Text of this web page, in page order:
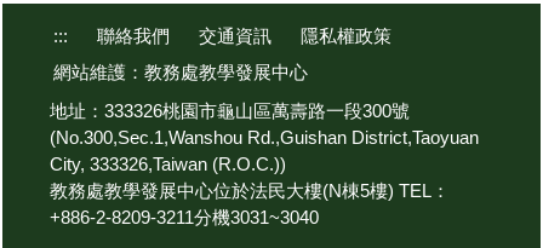
::: 聯絡我們 交通資訊
隱私權政策
網站維護：教務處教學發展中心
地址：333326桃園市龜山區萬壽路一段300號
(No.300,Sec.1,Wanshou Rd.,Guishan District,Taoyuan
City, 333326,Taiwan (R.O.C.))
教務處教學發展中心位於法民大樓(N棟5樓) TEL：
+886-2-8209-3211分機3031~3040